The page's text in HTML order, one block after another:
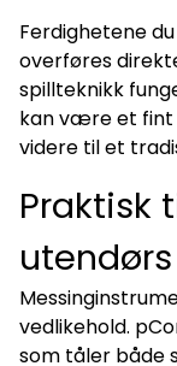
Ferdighetene
overføres
spillteknikk
kan være et fint
videre til et
Praktisk
vedlikehold.
som tåler både